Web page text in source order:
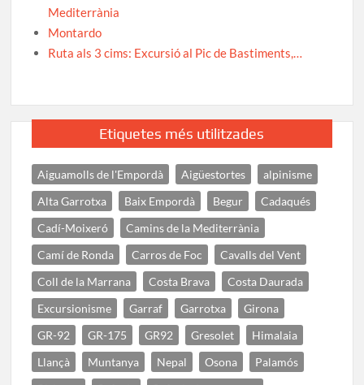
Mediterrània
Montardo
Ruta als 3 cims: Excursió al Pic de Bastiments,…
Etiquetes més utilitzades
Aiguamolls de l'Empordà Aigüestortes
alpinisme
Alta Garrotxa
Baix Empordà Begur
Cadaqués
Cadí-Moixeró
Camins de la Mediterrània
Camí de Ronda
Carros de Foc
Cavalls del Vent
Coll de la Marrana
Costa Brava
Costa Daurada
Excursionisme
Garraf Garrotxa
Girona
GR-92
GR-175 GR92 Gresolet
Himalaia
Llançà
Muntanya Nepal Osona
Palamós